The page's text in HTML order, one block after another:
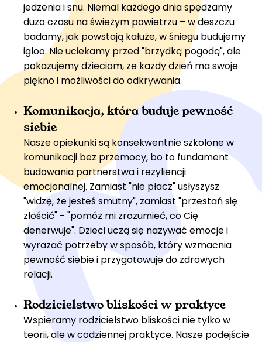
jedzenia i snu. Niemal każdego dnia spędzamy
dużo czasu na świeżym powietrzu – w deszczu
badamy, jak powstają kałuże, w śniegu budujemy
igloo. Nie uciekamy przed "brzydką pogodą", ale
pokazujemy dzieciom, że każdy dzień ma swoje
piękno i możliwości do odkrywania.
Komunikacja, która buduje pewność
siebie
Nasze opiekunki są konsekwentnie szkolone w
komunikacji bez przemocy, bo to fundament
budowania partnerstwa i rezyliencji
emocjonalnej. Zamiast "nie płacz" usłyszysz
"widzę, że jesteś smutny", zamiast "przestań się
złościć" - "pomóż mi zrozumieć, co Cię
denerwuje". Dzieci uczą się nazywać emocje i
wyrażać potrzeby w sposób, który wzmacnia
pewność siebie i przygotowuje do zdrowych
relacji.
Rodzicielstwo bliskości w praktyce
Wspieramy rodzicielstwo bliskości nie tylko w
teorii, ale w codziennej praktyce. Nasze podejście